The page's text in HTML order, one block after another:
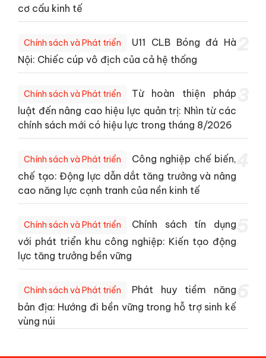
cơ cấu kinh tế
Chính sách và Phát triển
U11 CLB Bóng đá Hà
Nội: Chiếc cúp vô địch của cả hệ thống
Chính sách và Phát triển
Từ hoàn thiện pháp
luật đến nâng cao hiệu lực quản trị: Nhìn từ các
chính sách mới có hiệu lực trong tháng 8/2026
Chính sách và Phát triển
Công nghiệp chế biến,
chế tạo: Động lực dẫn dắt tăng trưởng và nâng
cao năng lực cạnh tranh của nền kinh tế
Chính sách và Phát triển
Chính sách tín dụng
với phát triển khu công nghiệp: Kiến tạo động
lực tăng trưởng bền vững
Chính sách và Phát triển
Phát huy tiềm năng
bản địa: Hướng đi bền vững trong hỗ trợ sinh kế
vùng núi